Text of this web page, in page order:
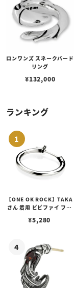
ロンワンズ スネークバード
リング
¥132,000
ランキング
【ONE OK ROCK】TAKA
さん 着用 ビビファイ フー
¥5,280